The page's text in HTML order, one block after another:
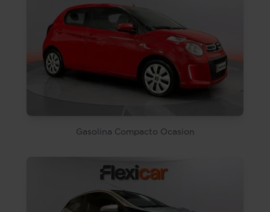
Gasolina Compacto Ocasion